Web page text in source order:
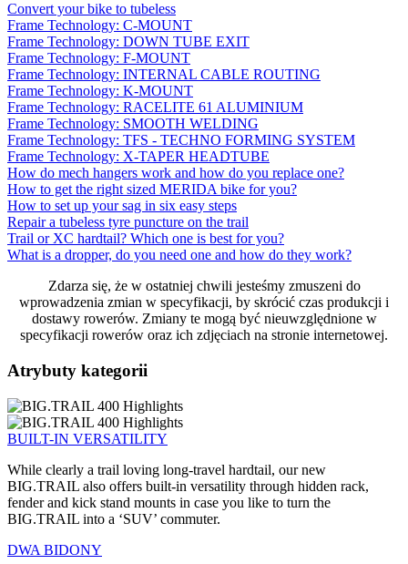
Convert your bike to tubeless
Frame Technology: C-MOUNT
Frame Technology: DOWN TUBE EXIT
Frame Technology: F-MOUNT
Frame Technology: INTERNAL CABLE ROUTING
Frame Technology: K-MOUNT
Frame Technology: RACELITE 61 ALUMINIUM
Frame Technology: SMOOTH WELDING
Frame Technology: TFS - TECHNO FORMING SYSTEM
Frame Technology: X-TAPER HEADTUBE
How do mech hangers work and how do you replace one?
How to get the right sized MERIDA bike for you?
How to set up your sag in six easy steps
Repair a tubeless tyre puncture on the trail
Trail or XC hardtail? Which one is best for you?
What is a dropper, do you need one and how do they work?
Zdarza się, że w ostatniej chwili jesteśmy zmuszeni do
wprowadzenia zmian w specyfikacji, by skrócić czas produkcji i
dostawy rowerów. Zmiany te mogą być nieuwzględnione w
specyfikacji rowerów oraz ich zdjęciach na stronie internetowej.
Atrybuty kategorii
BUILT-IN VERSATILITY
While clearly a trail loving long-travel hardtail, our new
BIG.TRAIL also offers built-in versatility through hidden rack,
fender and kick stand mounts in case you like to turn the
BIG.TRAIL into a ‘SUV’ commuter.
DWA BIDONY